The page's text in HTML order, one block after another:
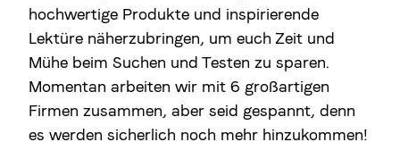
hochwertige Produkte und inspirierende
Lektüre näherzubringen, um euch Zeit und
Mühe beim Suchen und Testen zu sparen.
Momentan arbeiten wir mit 6 großartigen
Firmen zusammen, aber seid gespannt, denn
es werden sicherlich noch mehr hinzukommen!